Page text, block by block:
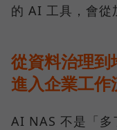
的 AI 工具，會從
從資料治理
進入企業工作
AI NAS 不是「